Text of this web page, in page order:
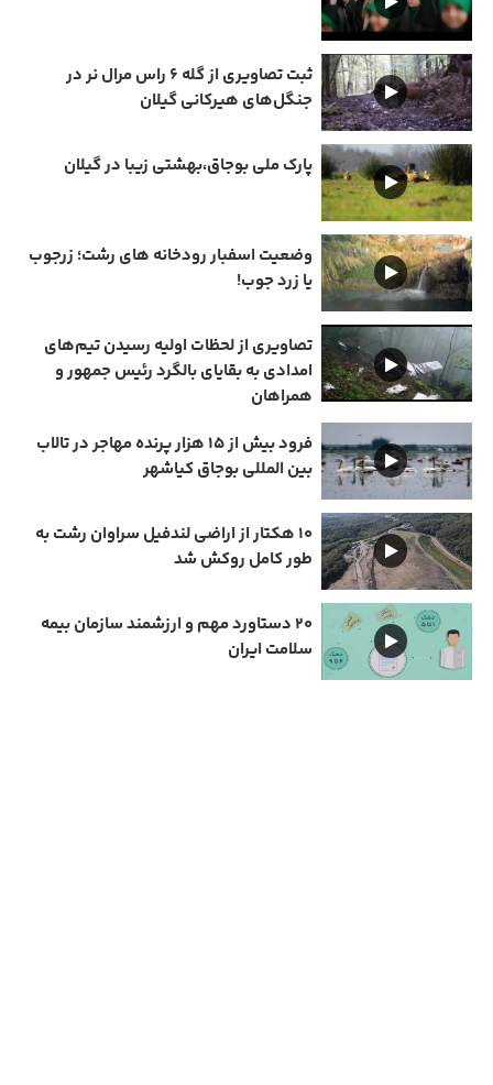
ثبت تصاویری از گله ۶ راس مرال نر در
جنگل‌های هیرکانی گیلان
پارک ملی بوجاق،بهشتی زیبا در گیلان
وضعیت اسفبار رودخانه های رشت؛ زرجوب
یا زرد جوب!
تصاویری از لحظات اولیه رسیدن تیم‌های
امدادی به بقایای بالگرد رئیس جمهور و
همراهان
فرود بیش از ۱۵ هزار پرنده مهاجر در تالاب
بین المللی بوجاق کیاشهر
۱۰ هکتار از اراضی لندفیل سراوان رشت به
طور کامل روکش شد
۲۰ دستاورد مهم و ارزشمند سازمان بیمه
سلامت ایران